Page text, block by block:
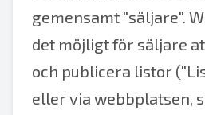
gemensamt "säljare".
det möjligt för säljare
och publicera listor
eller via webbplatsen,